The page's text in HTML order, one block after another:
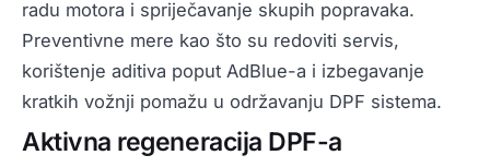
radu motora i spriječavanje skupih popravaka.
Preventivne mere kao što su redoviti servis,
korištenje aditiva poput AdBlue-a i izbegavanje
kratkih vožnji pomažu u održavanju DPF sistema.
Aktivna regeneracija DPF-a